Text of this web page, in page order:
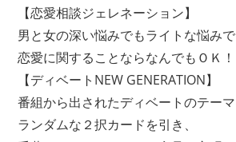
【恋愛相談ジェレネーション】
男と女の深い悩みでもライトな悩みで
恋愛に関することならなんでもＯＫ！
【ディベートNEW GENERATION】
番組から出されたディベートのテーマ
ランダムな２択カードを引き、